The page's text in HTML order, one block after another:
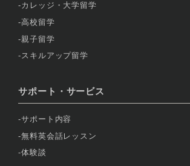
カレッジ・大学留学
高校留学
親子留学
スキルアップ留学
サポート・サービス
サポート内容
無料英会話レッスン
体験談